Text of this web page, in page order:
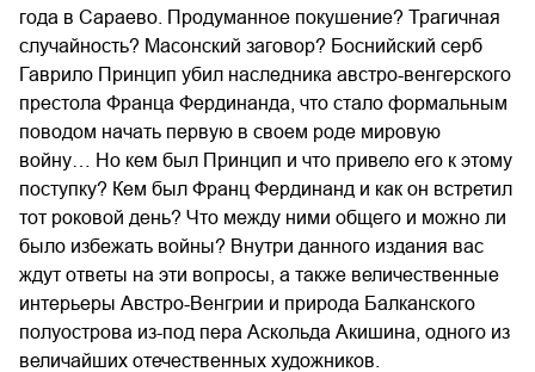
года в Сараево. Продуманное покушение? Трагичная
случайность? Масонский заговор? Боснийский серб
Гаврило Принцип убил наследника австро-венгерского
престола Франца Фердинанда, что стало формальным
поводом начать первую в своем роде мировую
войну… Но кем был Принцип и что привело его к этому
поступку? Кем был Франц Фердинанд и как он встретил
тот роковой день? Что между ними общего и можно ли
было избежать войны? Внутри данного издания вас
ждут ответы на эти вопросы, а также величественные
интерьеры Австро-Венгрии и природа Балканского
полуострова из-под пера Аскольда Акишина, одного из
величайших отечественных художников.